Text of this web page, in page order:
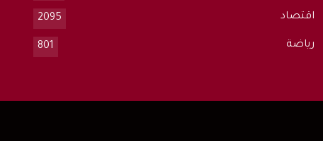
اقتصاد 2095
رياضة 801